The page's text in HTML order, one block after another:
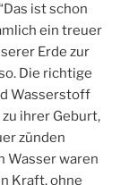
ist schon
ein treuer
Erde zur
Die richtige
Wasserstoff
ihrer Geburt,
zünden
Wasser waren
Kraft, ohne